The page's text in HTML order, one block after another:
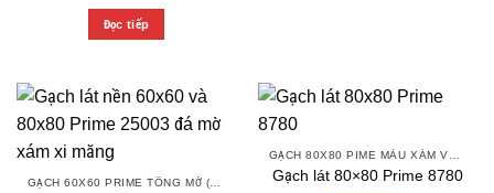
Đọc tiếp
GẠCH 60X60 PRIME TÔNG MỜ (MATT)
GẠCH 80X80 PIME MÀU XÁM VÀ CÁC MÀU VÂN SÁNG NHẸ
Gạch lát 80×80 Prime 8780